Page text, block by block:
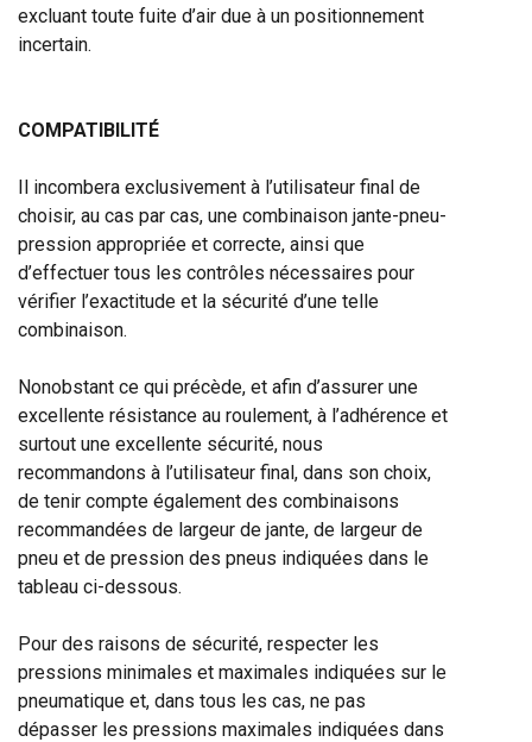
excluant toute fuite d’air due à un positionnement
incertain.
COMPATIBILITÉ
Il incombera exclusivement à l’utilisateur final de
choisir, au cas par cas, une combinaison jante-pneu-
pression appropriée et correcte, ainsi que
d’effectuer tous les contrôles nécessaires pour
vérifier l’exactitude et la sécurité d’une telle
combinaison.
Nonobstant ce qui précède, et afin d’assurer une
excellente résistance au roulement, à l’adhérence et
surtout une excellente sécurité, nous
recommandons à l’utilisateur final, dans son choix,
de tenir compte également des combinaisons
recommandées de largeur de jante, de largeur de
pneu et de pression des pneus indiquées dans le
tableau ci-dessous.
Pour des raisons de sécurité, respecter les
pressions minimales et maximales indiquées sur le
pneumatique et, dans tous les cas, ne pas
dépasser les pressions maximales indiquées dans